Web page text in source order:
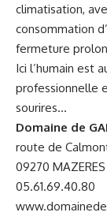
climatisation,
consommation
fermeture
Ici l’humain est
professionnelle
sourires…
Domaine de
route de
09270 MAZERES
05.61.69.40.80